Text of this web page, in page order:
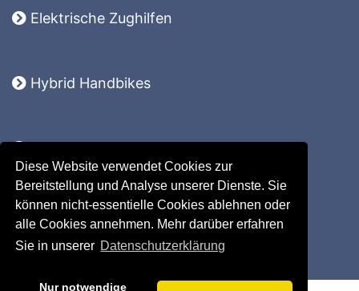
Diese Website verwendet Cookies zur
Bereitstellung und Analyse unserer Dienste. Sie
können nicht-essentielle Cookies ablehnen oder
alle Cookies annehmen. Mehr darüber erfahren
Sie in unserer Datenschutzerklärung
Nur notwendige
Elektrische Zughilfen
Hybrid Handbikes
Lomo 360
Ersatzteile
Zubehör